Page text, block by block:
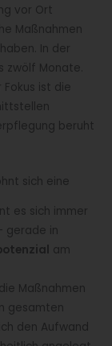
vor Ort
Maßnahmen
In der
zwölf Monate.
ist die
beruht
sich eine
es sich immer
gerade in
am
Maßnahmen
gesamten
den Aufwand